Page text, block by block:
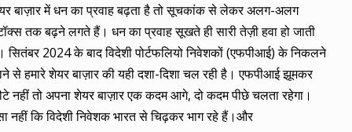
बाज़ार में धन का प्रवाह बढ़ता है तो सूचकांक से लेकर अलग-अलग
तक बढ़ने लगते हैं। धन का प्रवाह सूखते ही सारी तेज़ी हवा हो जाती
सितंबर 2024 के बाद विदेशी पोर्टफलियो निवेशकों (एफपीआई) के निकलने
से हमारे शेयर बाज़ार की यही दशा-दिशा चल रही है। एफपीआई झूमकर
नहीं तो अपना शेयर बाज़ार एक कदम आगे, दो कदम पीछे चलता रहेगा।
नहीं कि विदेशी निवेशक भारत से चिढ़कर भाग रहे हैं।और